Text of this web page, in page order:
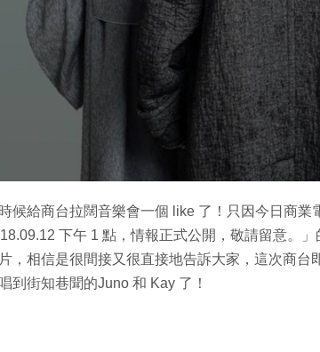
候給商台拉闊音樂會一個 like 了！只因今日商業
下午 1 點，情報正式公開，敬請留意。
，相信是很間接又很直接地告訴大家，這次商台
到街知巷聞的Juno 和 Kay 了！